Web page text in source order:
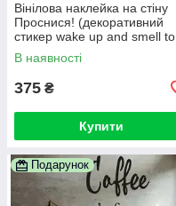
Вінілова наклейка на стіну
Проснися! (декоративний
стикер wake up and smell to
the coffee, запах кави)
В наявності
375 ₴
Купити
Подарунок